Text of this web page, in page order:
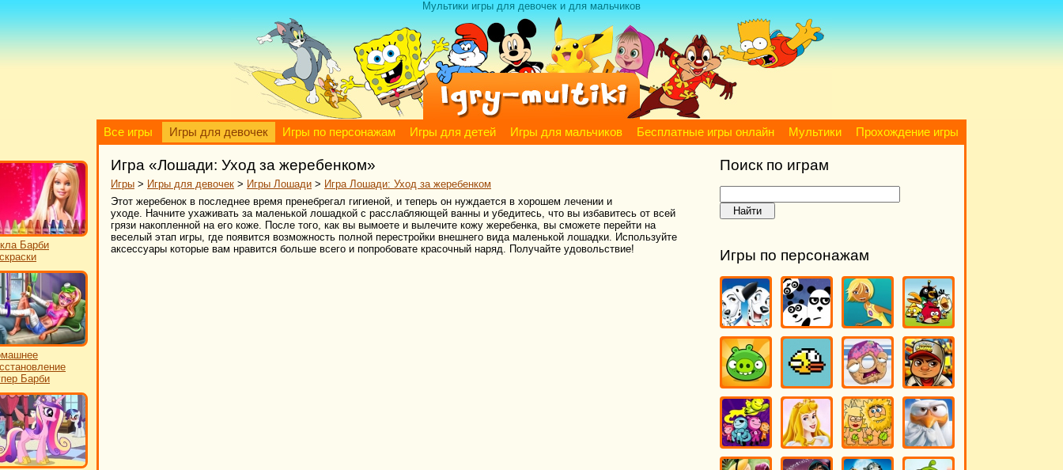
Мультики игры для девочек и для мальчиков
Все игры Игры для девочек Игры по персонажам Игры для детей Игры для мальчиков Бесплатные игры онлайн Мультики Прохождение игры
Барби
Барби
Игра «Лошади: Уход за жеребенком»
Игры > Игры для девочек > Игры Лошади > Игра Лошади: Уход за жеребенком
Этот жеребенок в последнее время пренебрегал гигиеной, и теперь он нуждается в хорошем лечении и
уходе. Начните ухаживать за маленькой лошадкой с расслабляющей ванны и убедитесь, что вы избавитесь от всей
грязи накопленной на его коже. После того, как вы вымоете и вылечите кожу жеребенка, вы сможете перейти на
веселый этап игры, где появится возможность полной перестройки внешнего вида маленькой лошадки. Используйте
аксессуары которые вам нравится больше всего и попробовате красочный наряд. Получайте удовольствие!
Поиск по играм
Игры по персонажам